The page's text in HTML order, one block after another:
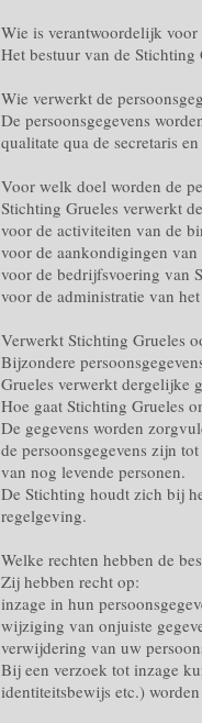
Wie is verantwoordelijk voor
Het bestuur van de
Wie verwerkt de
De persoonsgegevens
qualitate qua de secretaris
Voor welk doel worden de
Stichting Grueles verwerkt
voor de activiteiten van de
voor de aankondigingen
voor de bedrijfsvoering van
voor de administratie van
Verwerkt Stichting Grueles
Bijzondere
Grueles verwerkt dergelijke
Hoe gaat Stichting Grueles
De gegevens worden
de persoonsgegevens zijn
van nog levende personen.
De Stichting houdt zich bij
regelgeving.
Welke rechten hebben de
Zij hebben recht op:
inzage in hun
wijziging van onjuiste
verwijdering van uw
Bij een verzoek tot inzage
identiteitsbewijs etc.)